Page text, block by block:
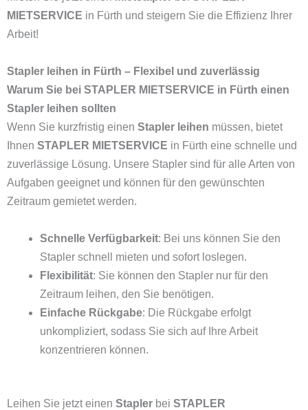
MIETSERVICE in Fürth und steigern Sie die Effizienz Ihrer
Arbeit!
Stapler leihen in Fürth – Flexibel und zuverlässig
Warum Sie bei STAPLER MIETSERVICE in Fürth einen
Stapler leihen sollten
Wenn Sie kurzfristig einen Stapler leihen müssen, bietet
Ihnen STAPLER MIETSERVICE in Fürth eine schnelle und
zuverlässige Lösung. Unsere Stapler sind für alle Arten von
Aufgaben geeignet und können für den gewünschten
Zeitraum gemietet werden.
Schnelle Verfügbarkeit: Bei uns können Sie den
Stapler schnell mieten und sofort loslegen.
Flexibilität: Sie können den Stapler nur für den
Zeitraum leihen, den Sie benötigen.
Einfache Rückgabe: Die Rückgabe erfolgt
unkompliziert, sodass Sie sich auf Ihre Arbeit
konzentrieren können.
Leihen Sie jetzt einen Stapler bei STAPLER